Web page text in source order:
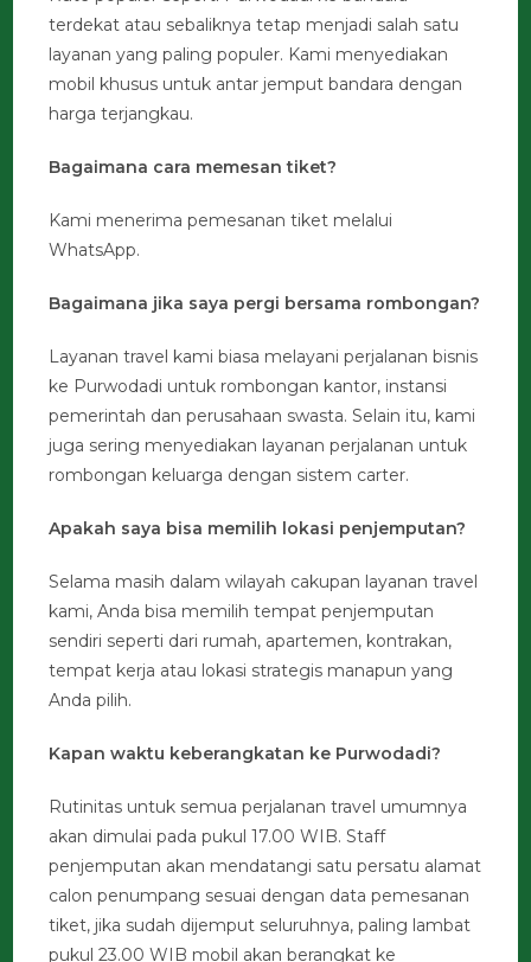
terdekat atau sebaliknya tetap menjadi salah satu
layanan yang paling populer. Kami menyediakan
mobil khusus untuk antar jemput bandara dengan
harga terjangkau.
Bagaimana cara memesan tiket?
Kami menerima pemesanan tiket melalui
WhatsApp.
Bagaimana jika saya pergi bersama rombongan?
Layanan travel kami biasa melayani perjalanan bisnis
ke Purwodadi untuk rombongan kantor, instansi
pemerintah dan perusahaan swasta. Selain itu, kami
juga sering menyediakan layanan perjalanan untuk
rombongan keluarga dengan sistem carter.
Apakah saya bisa memilih lokasi penjemputan?
Selama masih dalam wilayah cakupan layanan travel
kami, Anda bisa memilih tempat penjemputan
sendiri seperti dari rumah, apartemen, kontrakan,
tempat kerja atau lokasi strategis manapun yang
Anda pilih.
Kapan waktu keberangkatan ke Purwodadi?
Rutinitas untuk semua perjalanan travel umumnya
akan dimulai pada pukul 17.00 WIB. Staff
penjemputan akan mendatangi satu persatu alamat
calon penumpang sesuai dengan data pemesanan
tiket, jika sudah dijemput seluruhnya, paling lambat
pukul 23.00 WIB mobil akan berangkat ke